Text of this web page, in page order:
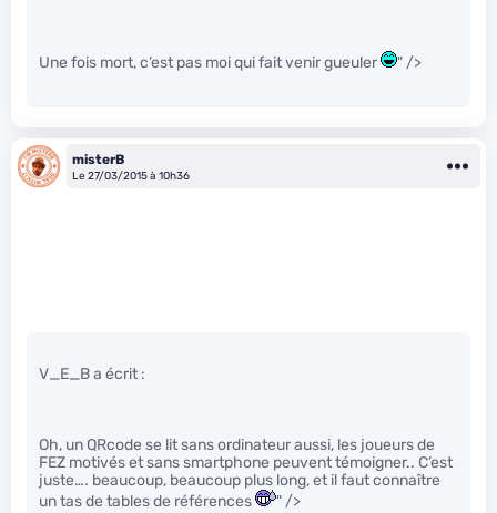
Une fois mort, c’est pas moi qui fait venir gueuler " />
misterB
Le 27/03/2015 à 10h36
V_E_B a écrit :
Oh, un QRcode se lit sans ordinateur aussi, les joueurs de
FEZ motivés et sans smartphone peuvent témoigner.. C’est
juste…. beaucoup, beaucoup plus long, et il faut connaître
un tas de tables de références
" />